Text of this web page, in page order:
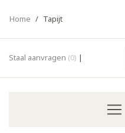
Home / Tapijt
Staal aanvragen (0) |